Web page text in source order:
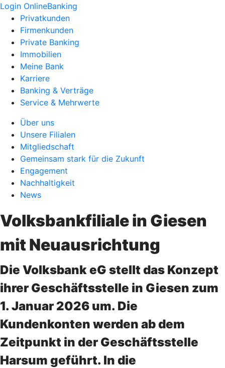
Login OnlineBanking
Privatkunden
Firmenkunden
Private Banking
Immobilien
Meine Bank
Karriere
Banking & Verträge
Service & Mehrwerte
Über uns
Unsere Filialen
Mitgliedschaft
Gemeinsam stark für die Zukunft
Engagement
Nachhaltigkeit
News
Volksbankfiliale in Giesen
mit Neuausrichtung
Die Volksbank eG stellt das Konzept
ihrer Geschäftsstelle in Giesen zum
1. Januar 2026 um. Die
Kundenkonten werden ab dem
Zeitpunkt in der Geschäftsstelle
Harsum geführt. In die